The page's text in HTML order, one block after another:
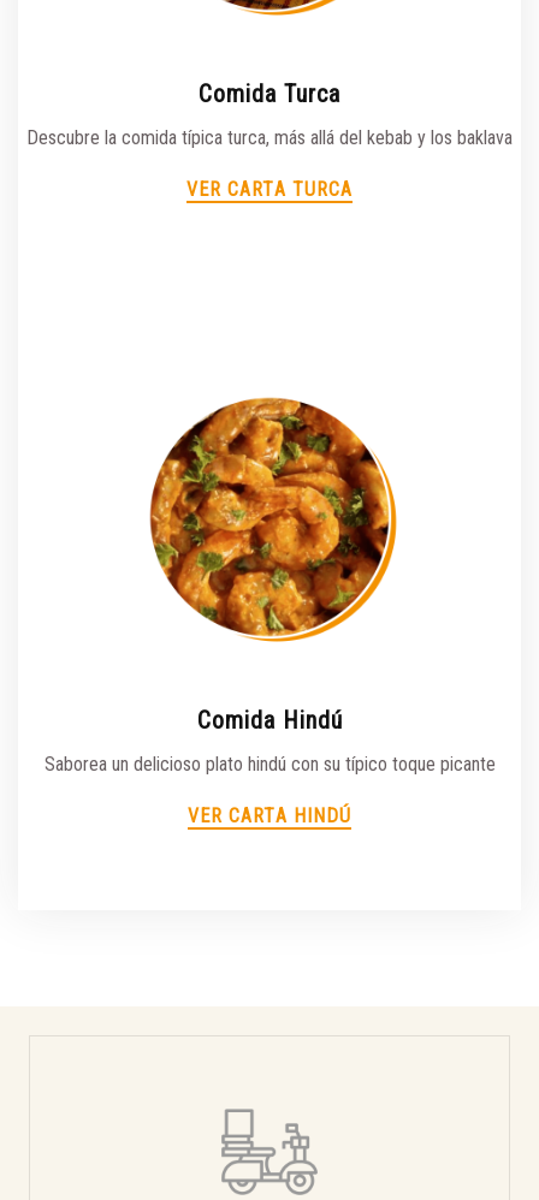
Comida Turca
Descubre la comida típica turca, más allá del kebab y los baklava
VER CARTA TURCA
Comida Hindú
Saborea un delicioso plato hindú con su típico toque picante
VER CARTA HINDÚ